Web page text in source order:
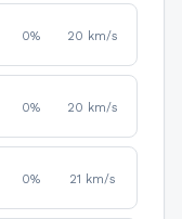
0% 20 km/s
0% 20 km/s
0% 21 km/s